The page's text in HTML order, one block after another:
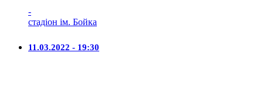
-
стадіон ім. Бойка
11.03.2022 - 19:30